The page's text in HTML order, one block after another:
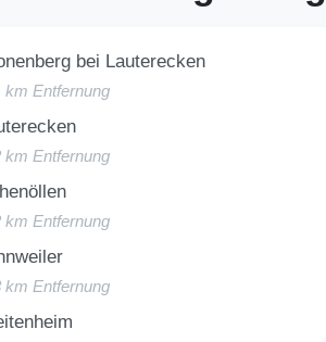
bei Lauterecken
km Entfernung
km Entfernung
km Entfernung
km Entfernung